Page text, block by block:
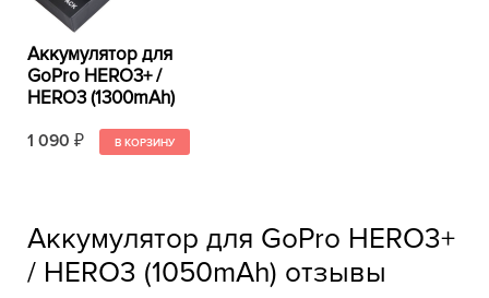
Аккумулятор для
GoPro HERO3+ /
HERO3 (1300mAh)
1 090 ₽
Аккумулятор для GoPro HERO3+
/ HERO3 (1050mAh) отзывы